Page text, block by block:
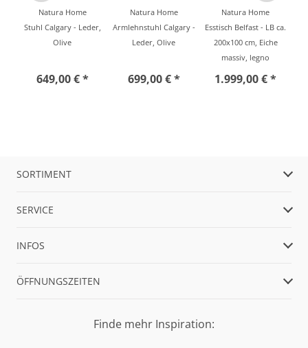
Natura Home
Stuhl Calgary - Leder,
Olive
649,00 € *
Natura Home
Armlehnstuhl Calgary -
Leder, Olive
699,00 € *
Natura Home
Esstisch Belfast - LB ca.
200x100 cm, Eiche
massiv, legno
1.999,00 € *
SORTIMENT
SERVICE
INFOS
ÖFFNUNGSZEITEN
Finde mehr Inspiration: